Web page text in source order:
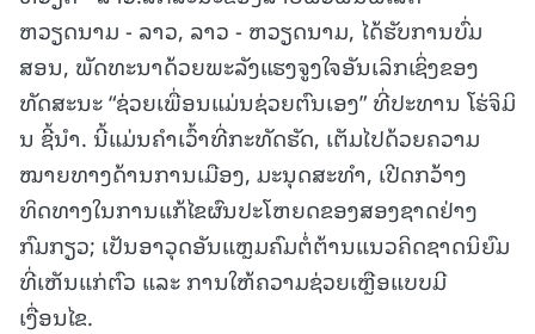
ຫວຽດນາມ - ລາວ, ລາວ - ຫວຽດນາມ, ໄດ້ຮັບການບົ່ມ
ສອນ, ພັດທະນາດ້ວຍພະລັງແຮງຈູງໃຈອັນເລິກເຊິ່ງຂອງ
ທັດສະນະ “ຊ່ວຍເພື່ອນແມ່ນຊ່ວຍຕົນເອງ” ທີ່ປະທານ ໂຮ່ຈິມິ
ນ ຊີ້ນໍາ. ນີ້ແມ່ນຄໍາເວົ້າທີ່ກະທັດຮັດ, ເຕັມໄປດ້ວຍຄວາມ
ໝາຍທາງດ້ານການເມືອງ, ມະນຸດສະທໍາ, ເປີດກວ້າງ
ທິດທາງໃນການແກ້ໄຂຜົນປະໂຫຍດຂອງສອງຊາດຢ່າງ
ກົມກຽວ; ເປັນອາວຸດອັນແຫຼມຄົມຕໍ່ຕ້ານແນວຄິດຊາດນິຍົມ
ທີ່ເຫັນແກ່ຕົວ ແລະ ການໃຫ້ຄວາມຊ່ວຍເຫຼືອແບບມີ
ເງື່ອນໄຂ.